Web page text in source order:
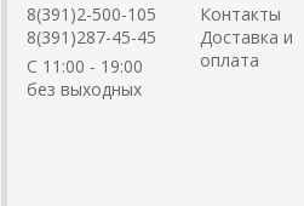
8(391)2-500-105
8(391)287-45-45
C 11:00 - 19:00
без выходных
Контакты
Доставка и
оплата